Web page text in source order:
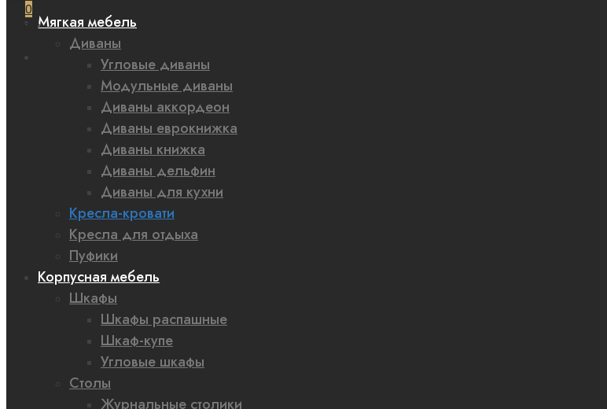
0
0,00 ₽Мягкая мебель
Диваны
Угловые диваны
Модульные диваны
Диваны аккордеон
Диваны еврокнижка
Диваны книжка
Диваны дельфин
Диваны для кухни
Кресла-кровати
Кресла для отдыха
Пуфики
Корпусная мебель
Шкафы
Шкафы распашные
Шкаф-купе
Угловые шкафы
Столы
Журнальные столики